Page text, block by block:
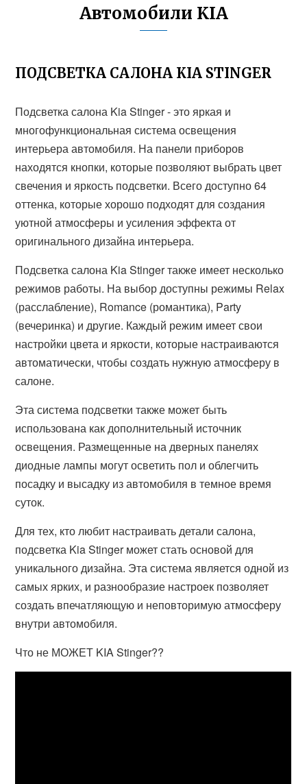
Автомобили KIA
ПОДСВЕТКА САЛОНА KIA STINGER
Подсветка салона Kia Stinger - это яркая и
многофункциональная система освещения
интерьера автомобиля. На панели приборов
находятся кнопки, которые позволяют выбрать цвет
свечения и яркость подсветки. Всего доступно 64
оттенка, которые хорошо подходят для создания
уютной атмосферы и усиления эффекта от
оригинального дизайна интерьера.
Подсветка салона Kia Stinger также имеет несколько
режимов работы. На выбор доступны режимы Relax
(расслабление), Romance (романтика), Party
(вечеринка) и другие. Каждый режим имеет свои
настройки цвета и яркости, которые настраиваются
автоматически, чтобы создать нужную атмосферу в
салоне.
Эта система подсветки также может быть
использована как дополнительный источник
освещения. Размещенные на дверных панелях
диодные лампы могут осветить пол и облегчить
посадку и высадку из автомобиля в темное время
суток.
Для тех, кто любит настраивать детали салона,
подсветка Kia Stinger может стать основой для
уникального дизайна. Эта система является одной из
самых ярких, и разнообразие настроек позволяет
создать впечатляющую и неповторимую атмосферу
внутри автомобиля.
Что не МОЖЕТ KIA Stinger??